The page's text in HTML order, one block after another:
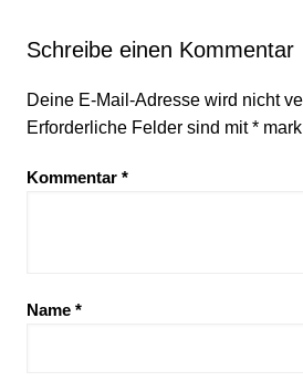
Schreibe einen Kommentar
Deine E-Mail-Adresse wird nicht
Erforderliche Felder sind mit*
Kommentar *
Name *